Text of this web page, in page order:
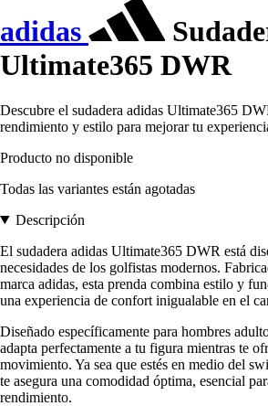
adidas
Ultimate365 DWR
Descubre el sudadera adidas Ultimate365
rendimiento y estilo para mejorar tu
Producto no disponible
Todas las variantes están agotadas
Descripción
El sudadera adidas Ultimate365 DWR está
necesidades de los golfistas modernos.
marca adidas, esta prenda combina estilo y
una experiencia de confort inigualable en el
Diseñado específicamente para hombres
adapta perfectamente a tu figura mientras te
movimiento. Ya sea que estés en medio del
te asegura una comodidad óptima, esencial
rendimiento.